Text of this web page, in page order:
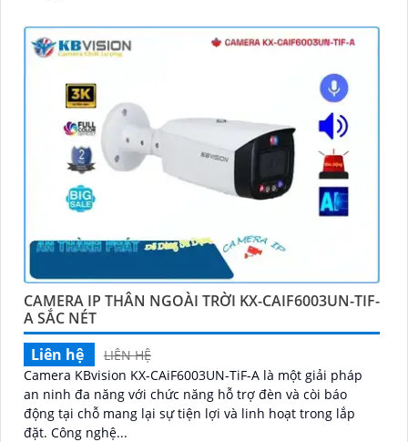
CAMERA IP THÂN NGOÀI TRỜI KX-CAIF6003UN-TIF-
A SẮC NÉT
Liên hệ
LIÊN HỆ
Camera KBvision KX-CAiF6003UN-TiF-A là một giải pháp
an ninh đa năng với chức năng hỗ trợ đèn và còi báo
động tại chỗ mang lại sự tiện lợi và linh hoạt trong lắp
đặt. Công nghệ...